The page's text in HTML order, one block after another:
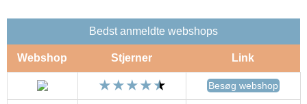
Bedst anmeldte webshops
Webshop Stjerner Link
Besøg webshop